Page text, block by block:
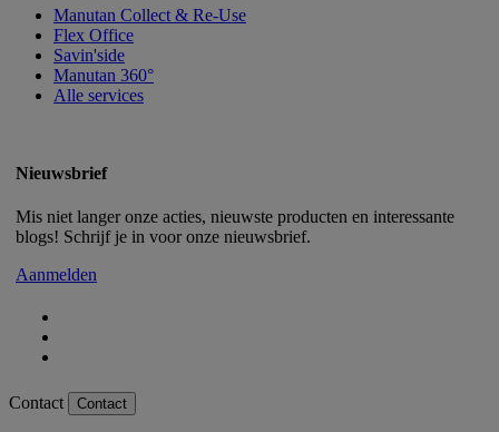
Manutan Collect & Re-Use
Flex Office
Savin'side
Manutan 360°
Alle services
Nieuwsbrief
Mis niet langer onze acties, nieuwste producten en interessante
blogs! Schrijf je in voor onze nieuwsbrief.
Aanmelden
Contact Contact